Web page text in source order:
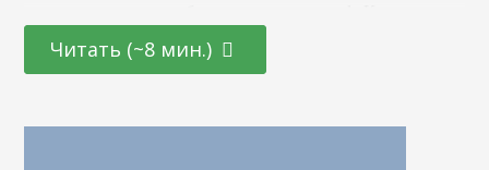
применяют эротику в рекламных кампаниях
Провокационные, возбуждающие образы используют
Pearl Tobacco. В 1871…
Читать (~8 мин.)